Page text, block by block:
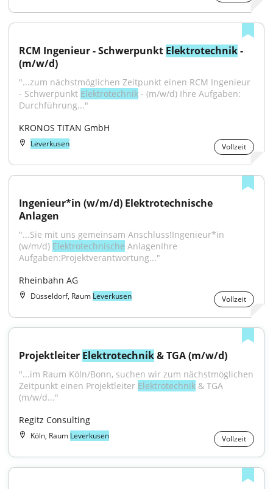
RCM Ingenieur - Schwerpunkt Elektrotechnik -
(m/w/d)
"...zum nächstmöglichen Zeitpunkt einen RCM Ingenieur
- Schwerpunkt Elektrotechnik - (m/w/d) Ihre Aufgaben:
Durchführung..."
KRONOS TITAN GmbH
Leverkusen Vollzeit
Ingenieur*in (w/m/d) Elektrotechnische
Anlagen
"...Sie mit uns gemeinsam Anschluss!Ingenieur*in
(w/m/d) Elektrotechnische AnlagenIhre
Aufgaben:Projektverantwortung..."
Rheinbahn AG
Düsseldorf, Raum Leverkusen Vollzeit
Projektleiter Elektrotechnik & TGA (m/w/d)
"...im Raum Köln/Bonn, suchen wir zum nächstmöglichen
Zeitpunkt einen Projektleiter Elektrotechnik & TGA
(m/w/d..."
Regitz Consulting
Köln, Raum Leverkusen Vollzeit